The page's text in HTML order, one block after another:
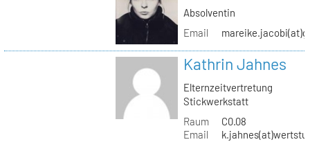
Absolventin
Email
Kathrin Jahnes
Elternzeitvertretung
Stickwerkstatt
Raum
C0.08
Email